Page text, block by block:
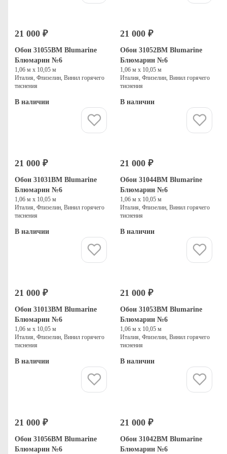
21 000 ₽
Обои 31055BM Blumarine
Блюмарин №6
1,06 м х 10,05 м
Италия, Флизелин, Винил горячего
тиснения
В наличии
21 000 ₽
Обои 31052BM Blumarine
Блюмарин №6
1,06 м х 10,05 м
Италия, Флизелин, Винил горячего
тиснения
В наличии
21 000 ₽
Обои 31031BM Blumarine
Блюмарин №6
1,06 м х 10,05 м
Италия, Флизелин, Винил горячего
тиснения
В наличии
21 000 ₽
Обои 31044BM Blumarine
Блюмарин №6
1,06 м х 10,05 м
Италия, Флизелин, Винил горячего
тиснения
В наличии
21 000 ₽
Обои 31013BM Blumarine
Блюмарин №6
1,06 м х 10,05 м
Италия, Флизелин, Винил горячего
тиснения
В наличии
21 000 ₽
Обои 31053BM Blumarine
Блюмарин №6
1,06 м х 10,05 м
Италия, Флизелин, Винил горячего
тиснения
В наличии
21 000 ₽
Обои 31056BM Blumarine
Блюмарин №6
21 000 ₽
Обои 31042BM Blumarine
Блюмарин №6